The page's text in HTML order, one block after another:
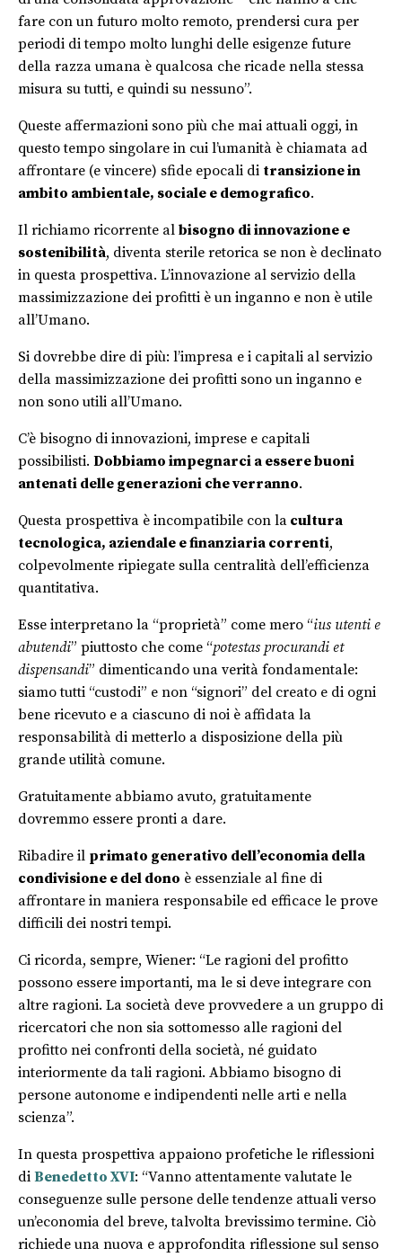
fare con un futuro molto remoto, prendersi cura per
periodi di tempo molto lunghi delle esigenze future
della razza umana è qualcosa che ricade nella stessa
misura su tutti, e quindi su nessuno”.
Queste affermazioni sono più che mai attuali oggi, in
questo tempo singolare in cui l’umanità è chiamata ad
affrontare (e vincere) sfide epocali di transizione in
ambito ambientale, sociale e demografico.
Il richiamo ricorrente al bisogno di innovazione e
sostenibilità, diventa sterile retorica se non è declinato
in questa prospettiva. L’innovazione al servizio della
massimizzazione dei profitti è un inganno e non è utile
all’Umano.
Si dovrebbe dire di più: l’impresa e i capitali al servizio
della massimizzazione dei profitti sono un inganno e
non sono utili all’Umano.
C’è bisogno di innovazioni, imprese e capitali
possibilisti. Dobbiamo impegnarci a essere buoni
antenati delle generazioni che verranno.
Questa prospettiva è incompatibile con la cultura
tecnologica, aziendale e finanziaria correnti,
colpevolmente ripiegate sulla centralità dell’efficienza
quantitativa.
Esse interpretano la “proprietà” come mero “ius utenti e
abutendi” piuttosto che come “potestas procurandi et
dispensandi” dimenticando una verità fondamentale:
siamo tutti “custodi” e non “signori” del creato e di ogni
bene ricevuto e a ciascuno di noi è affidata la
responsabilità di metterlo a disposizione della più
grande utilità comune.
Gratuitamente abbiamo avuto, gratuitamente
dovremmo essere pronti a dare.
Ribadire il primato generativo dell’economia della
condivisione e del dono è essenziale al fine di
affrontare in maniera responsabile ed efficace le prove
difficili dei nostri tempi.
Ci ricorda, sempre, Wiener: “Le ragioni del profitto
possono essere importanti, ma le si deve integrare con
altre ragioni. La società deve provvedere a un gruppo di
ricercatori che non sia sottomesso alle ragioni del
profitto nei confronti della società, né guidato
interiormente da tali ragioni. Abbiamo bisogno di
persone autonome e indipendenti nelle arti e nella
scienza”.
In questa prospettiva appaiono profetiche le riflessioni
di Benedetto XVI: “Vanno attentamente valutate le
conseguenze sulle persone delle tendenze attuali verso
un’economia del breve, talvolta brevissimo termine. Ciò
richiede una nuova e approfondita riflessione sul senso